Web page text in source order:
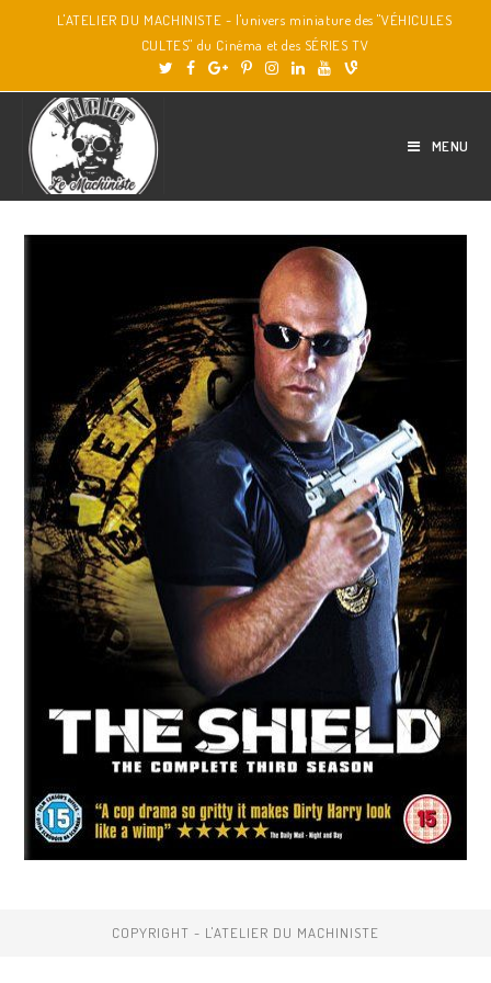
L'ATELIER DU MACHINISTE - l'univers miniature des "VÉHICULES
CULTES" du Cinéma et des SÉRIES TV
MENU
COPYRIGHT - L'ATELIER DU MACHINISTE